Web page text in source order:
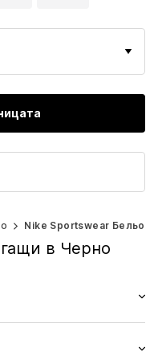
Nike Sportswear Бельо
в Черно